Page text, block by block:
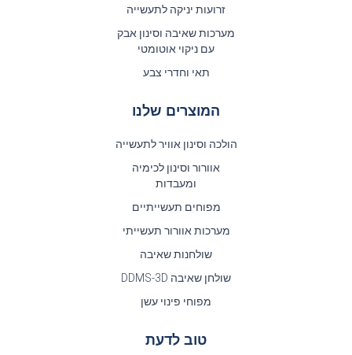
זרועות יניקה לתעשייה
מערכות שאיבה וסינון אבק
עם ניקוי אוטומטי
תאי וחדרי צבע
המוצרים שלנו
הולכה וסינון אוויר לתעשייה
אוורור וסינון לכימיה
ומעבדות
מפוחים תעשייתיים
מערכות אוורור תעשייתי
שולחנות שאיבה
שולחן שאיבה DDMS-3D
מפוחי פינוי עשן
טוב לדעת